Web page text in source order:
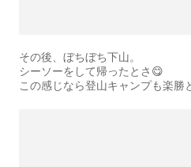
その後、ぼちぼち下山。
シーソーをして帰ったとさ😋
この感じなら登山キャンプも楽勝